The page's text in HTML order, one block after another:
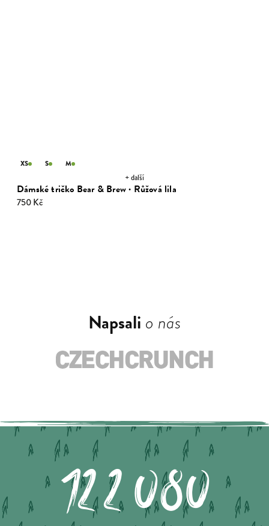
Dámské tričko Majestic Nature · Natural
750 Kč
XS S L
+ další
Napsali o nás
122.080